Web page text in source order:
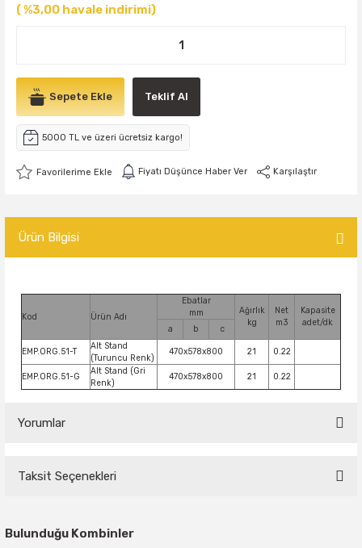
( %3,00 havale indirimi)
Sepete Ekle Teklif Al
5000 TL ve üzeri ücretsiz kargo!
Fiyatı Düşünce Haber Ver Karşılaştır
Ürün Bilgisi
Kod Ürün Adı
Ebatlar
mm
Ağırlık
kg
Net
m3
Kapasite
adet/dk
a b c
EMP.ORG.51-T
Alt Stand
(Turuncu Renk)
470x578x800 21 0.22
EMP.ORG.51-G
Alt Stand (Gri
Renk)
470x578x800 21 0.22
Yorumlar
Taksit Seçenekleri
Bulunduğu Kombinler